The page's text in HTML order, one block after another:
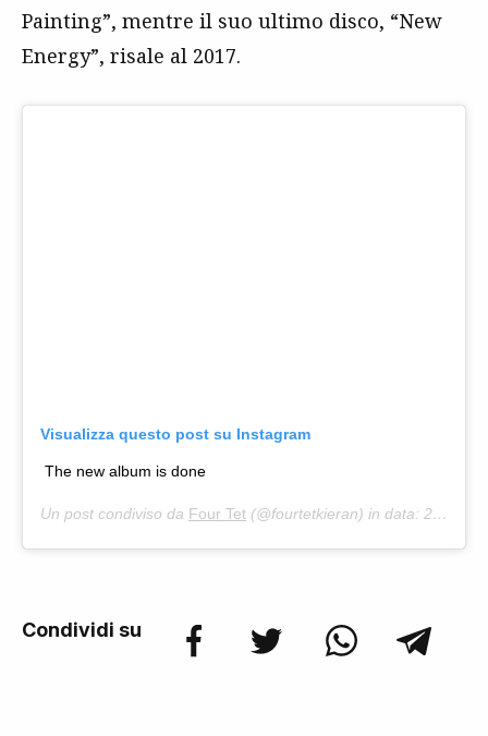
Painting”, mentre il suo ultimo disco, “New
Energy”, risale al 2017.
Visualizza questo post su Instagram
The new album is done
Un post condiviso da Four Tet (@fourtetkieran) in data: 21 Gen 2020 alle ore 7:59 PST
Condividi su